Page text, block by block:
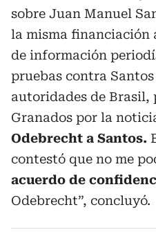
sobre Juan Manuel
la misma financiación
de información
pruebas contra
autoridades de Brasil,
Granados por la
Odebrecht a Santos.
contestó que no me
acuerdo de
Odebrecht”, concluyó.